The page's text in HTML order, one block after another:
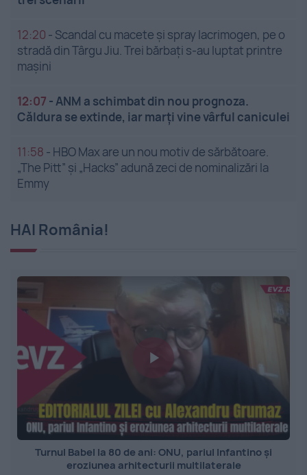
12:20 - Scandal cu macete și spray lacrimogen, pe o
stradă din Târgu Jiu. Trei bărbați s-au luptat printre
mașini
12:07 -ANM a schimbat din nou prognoza.
Căldura se extinde, iar marți vine vârful caniculei
11:58 - HBO Max are un nou motiv de sărbătoare.
„The Pitt” și „Hacks” adună zeci de nominalizări la
Emmy
HAI România!
Turnul Babel la 80 de ani: ONU, pariul Infantino și
eroziunea arhitecturii multilaterale